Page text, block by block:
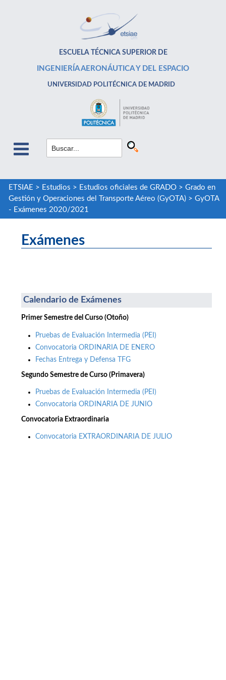
ESCUELA TÉCNICA SUPERIOR DE
INGENIERÍA AERONÁUTICA Y DEL ESPACIO
UNIVERSIDAD POLITÉCNICA DE MADRID
ETSIAE > Estudios > Estudios oficiales de GRADO> Grado en
Gestión y Operaciones del Transporte Aéreo (GyOTA)> GyOTA
- Exámenes 2020/2021
Exámenes
Calendario de Exámenes
Primer Semestre del Curso (Otoño)
Pruebas de Evaluación Intermedia (PEI)
Convocatoria ORDINARIA DE ENERO
Fechas Entrega y Defensa TFG
Segundo Semestre de Curso (Primavera)
Pruebas de Evaluación Intermedia (PEI)
Convocatoria ORDINARIA DE JUNIO
Convocatoria Extraordinaria
Convocatoria EXTRAORDINARIA DE JULIO